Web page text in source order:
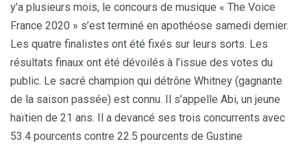
y’a plusieurs mois, le concours de musique « The Voice
France 2020 » s’est terminé en apothéose samedi dernier.
Les quatre finalistes ont été fixés sur leurs sorts. Les
résultats finaux ont été dévoilés à l’issue des votes du
public. Le sacré champion qui détrône Whitney (gagnante
de la saison passée) est connu. Il s’appelle Abi, un jeune
haïtien de 21 ans. Il a devancé ses trois concurrents avec
53.4 pourcents contre 22.5 pourcents de Gustine